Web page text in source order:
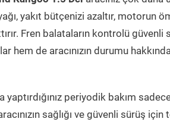
yakıt bütçenizi azaltır, motorun
Fren balataların kontrolü güvenli
hem de aracınızın durumu
yaptırdığınız periyodik bakım
sağlığı ve güvenli sürüş